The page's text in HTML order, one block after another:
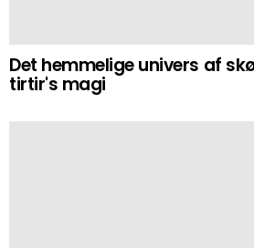
Det hemmelige univers af
tirtir's magi